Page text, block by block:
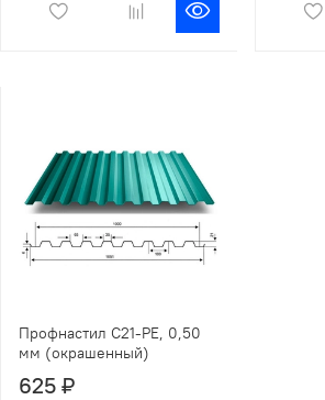
Профнастил С21-РЕ, 0,50
мм (окрашенный)
625 ₽